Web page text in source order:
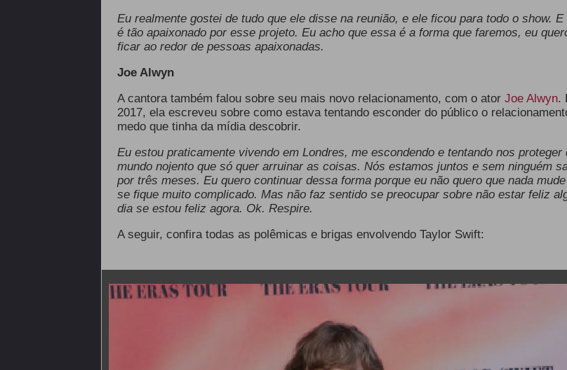
Eu realmente gostei de tudo que ele disse na reunião, e ele ficou para todo o show. E
é tão apaixonado por esse projeto. Eu acho que essa é a forma que faremos, eu
ficar ao redor de pessoas apaixonadas.
Joe Alwyn
A cantora também falou sobre seu mais novo relacionamento, com o ator Joe Alwyn.
2017, ela escreveu sobre como estava tentando esconder do público o
medo que tinha da mídia descobrir.
Eu estou praticamente vivendo em Londres, me escondendo e tentando nos proteger
mundo nojento que só quer arruinar as coisas. Nós estamos juntos e sem ninguém
por três meses. Eu quero continuar dessa forma porque eu não quero que nada
se fique muito complicado. Mas não faz sentido se preocupar sobre não estar feliz
dia se estou feliz agora. Ok. Respire.
A seguir, confira todas as polêmicas e brigas envolvendo Taylor Swift: